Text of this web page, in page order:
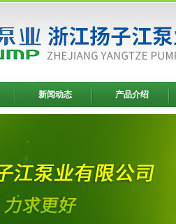
新闻动态 产品介绍